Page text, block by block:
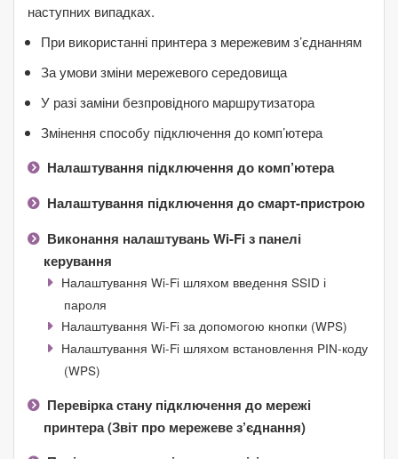
наступних випадках.
При використанні принтера з мережевим з’єднанням
За умови зміни мережевого середовища
У разі заміни безпровідного маршрутизатора
Змінення способу підключення до комп’ютера
Налаштування підключення до комп’ютера
Налаштування підключення до смарт-пристрою
Виконання налаштувань Wi-Fi з панелі
керування
Налаштування Wi-Fi шляхом введення SSID і
пароля
Налаштування Wi-Fi за допомогою кнопки (WPS)
Налаштування Wi-Fi шляхом встановлення PIN-коду
(WPS)
Перевірка стану підключення до мережі
принтера (Звіт про мережеве з’єднання)